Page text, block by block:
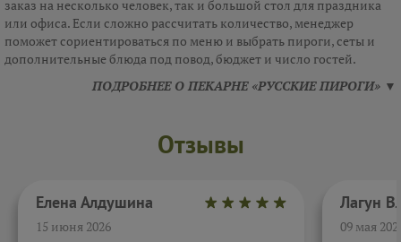
заказ на несколько человек, так и большой стол для праздника
или офиса. Если сложно рассчитать количество, менеджер
поможет сориентироваться по меню и выбрать пироги, сеты и
дополнительные блюда под повод, бюджет и число гостей.
ПОДРОБНЕЕ О ПЕКАРНЕ «РУССКИЕ ПИРОГИ» ▼
Отзывы
Елена Алдушина
15 июня 2026 09 мая